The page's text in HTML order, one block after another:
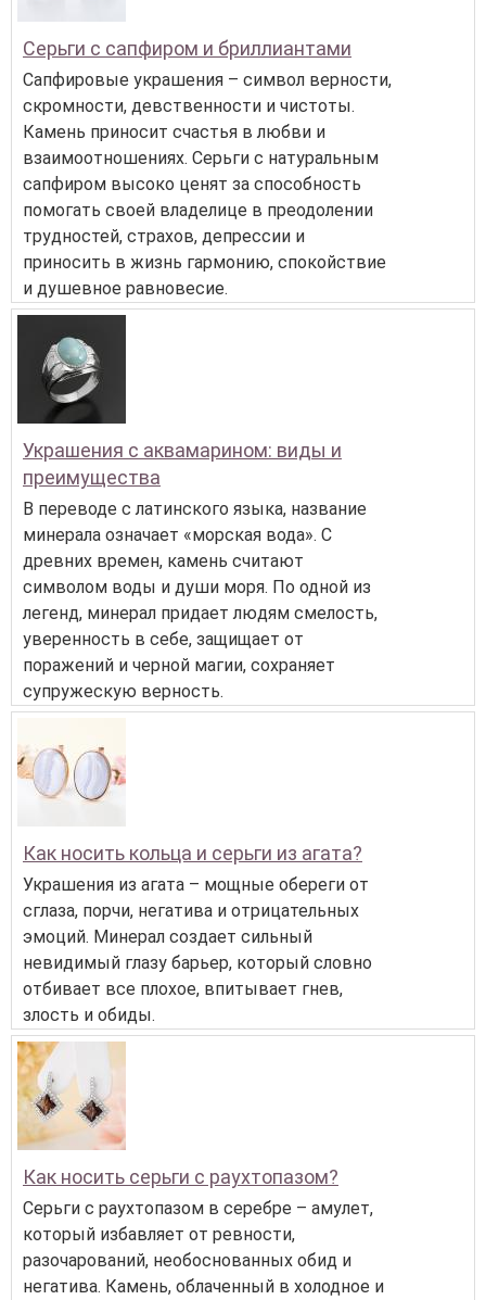
Серьги с сапфиром и бриллиантами
Сапфировые украшения – символ верности,
скромности, девственности и чистоты.
Камень приносит счастья в любви и
взаимоотношениях. Серьги с натуральным
сапфиром высоко ценят за способность
помогать своей владелице в преодолении
трудностей, страхов, депрессии и
приносить в жизнь гармонию, спокойствие
и душевное равновесие.
Украшения с аквамарином: виды и
преимущества
В переводе с латинского языка, название
минерала означает «морская вода». С
древних времен, камень считают
символом воды и души моря. По одной из
легенд, минерал придает людям смелость,
уверенность в себе, защищает от
поражений и черной магии, сохраняет
супружескую верность.
Как носить кольца и серьги из агата?
Украшения из агата – мощные обереги от
сглаза, порчи, негатива и отрицательных
эмоций. Минерал создает сильный
невидимый глазу барьер, который словно
отбивает все плохое, впитывает гнев,
злость и обиды.
Как носить серьги с раухтопазом?
Серьги с раухтопазом в серебре – амулет,
который избавляет от ревности,
разочарований, необоснованных обид и
негатива. Камень, облаченный в холодное и